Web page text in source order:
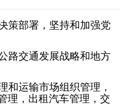
策部署，坚持和加强党
路交通发展战略和地方
和运输市场组织管理，
理，出租汽车管理，交